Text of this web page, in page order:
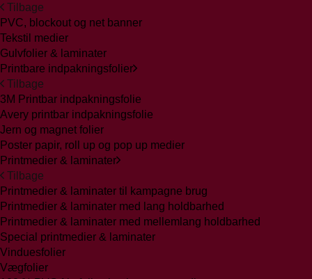
Tilbage
PVC, blockout og net banner
Tekstil medier
Gulvfolier & laminater
Printbare indpakningsfolier
Tilbage
3M Printbar indpakningsfolie
Avery printbar indpakningsfolie
Jern og magnet folier
Poster papir, roll up og pop up medier
Printmedier & laminater
Tilbage
Printmedier & laminater til kampagne brug
Printmedier & laminater med lang holdbarhed
Printmedier & laminater med mellemlang holdbarhed
Special printmedier & laminater
Vinduesfolier
Vægfolier